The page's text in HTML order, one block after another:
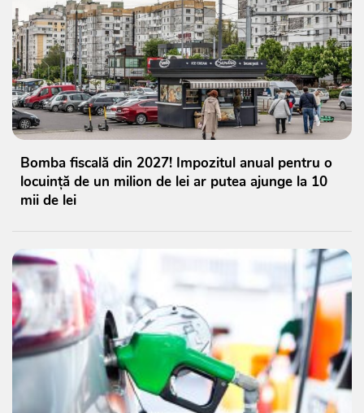
Bomba fiscală din 2027! Impozitul anual pentru o
locuință de un milion de lei ar putea ajunge la 10
mii de lei